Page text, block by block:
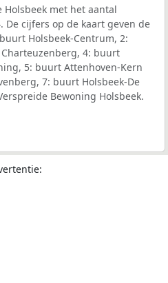
Holsbeek met het aantal
cijfers op de kaart geven de
Holsbeek-Centrum, 2:
4: buurt
5: buurt Attenhoven-Kern
7: buurt Holsbeek-De
Bewoning Holsbeek.